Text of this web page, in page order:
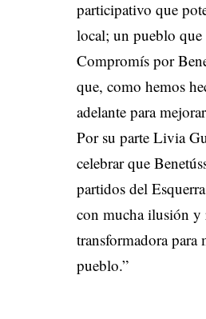
participativo que
local; un pueblo
Compromís por
que, como hemos
adelante para
Por su parte Livia
celebrar que
partidos del
con mucha ilusión y
transformadora para
pueblo.”